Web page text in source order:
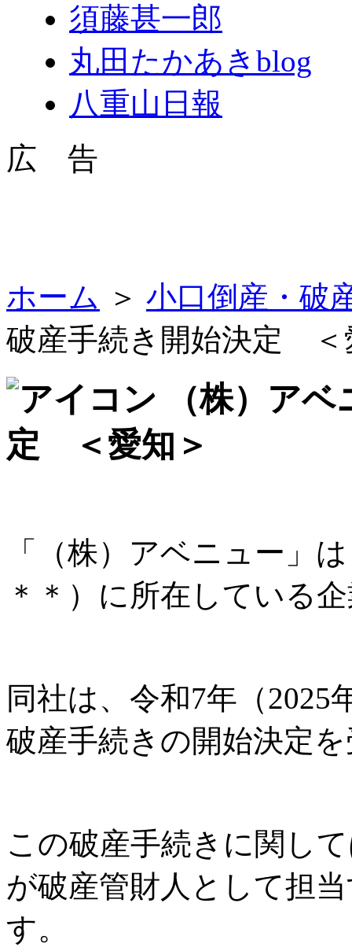
須藤甚一郎
丸田たかあきblog
八重山日報
広 告
ホーム ＞ 小口倒産・破
破産手続き開始決定 ＜
（株）ア
定 ＜愛知＞
「（株）アベニュー」
＊＊）に所在している
同社は、令和7年（2025
破産手続きの開始決定
この破産手続きに関し
が破産管財人として担
す。